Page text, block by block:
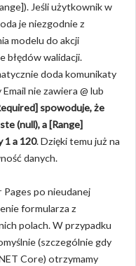
Jeśli użytkownik w
je niezgodnie z
modelu do akcji
błędów walidacji.
doda komunikaty
nie zawiera @ lub
spowoduje, że
(null), a [Range]
1 a 120. Dzięki temu już na
danych.
Pages po nieudanej
formularza z
polach. W przypadku
(szczególnie gdy
Core) otrzymamy